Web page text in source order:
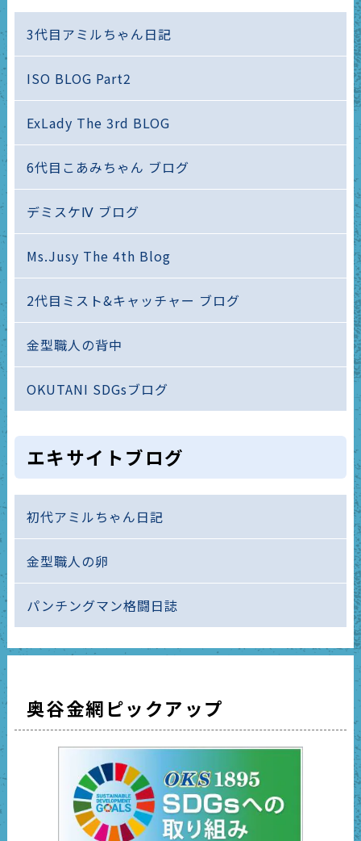
3代目アミルちゃん日記
ISO BLOG Part2
ExLady The 3rd BLOG
6代目こあみちゃん ブログ
デミスケⅣ ブログ
Ms.Jusy The 4th Blog
2代目ミスト&キャッチャー ブログ
金型職人の背中
OKUTANI SDGsブログ
エキサイトブログ
初代アミルちゃん日記
金型職人の卵
パンチングマン格闘日誌
奥谷金網ピックアップ